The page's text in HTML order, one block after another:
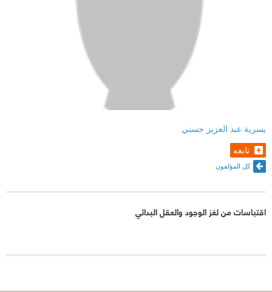
يسرية عبد العزيز حسني
تابعه
كل المؤلفون
اقتباسات من لغز الوجود والعقل البدائي